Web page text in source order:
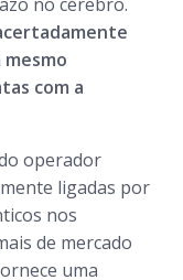
com a
operador
ligadas por
nos
de mercado
uma